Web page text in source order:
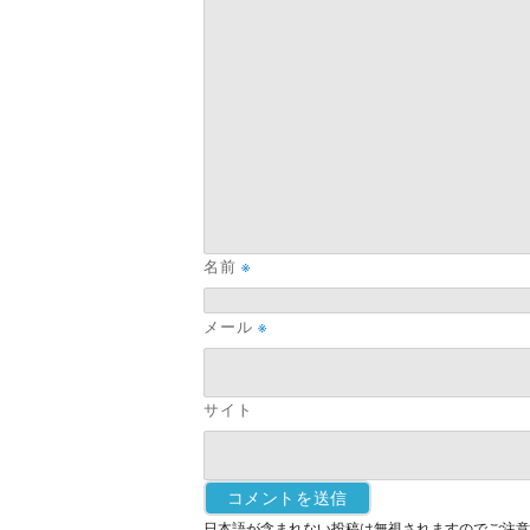
名前 ※
メール ※
サイト